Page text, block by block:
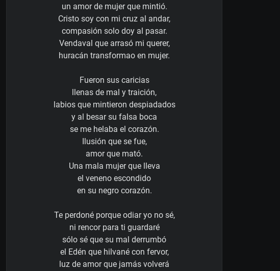
un amor de mujer que mintió.
Cristo soy con mi cruz al andar,
compasión solo doy al pasar.
Vendaval que arrasó mi querer,
huracán transformao en mujer.
Fueron sus caricias
llenas de mal y traición,
labios que mintieron despiadados
y al besar su falsa boca
se me helaba el corazón.
Ilusión que se fue,
amor que mató.
Una mala mujer que lleva
el veneno escondido
en su negro corazón.
Te perdoné porque odiar yo no sé,
ni rencor para ti guardaré
sólo sé que su mal derrumbó
el Edén que hilvané con fervor,
luz de amor que jamás volverá